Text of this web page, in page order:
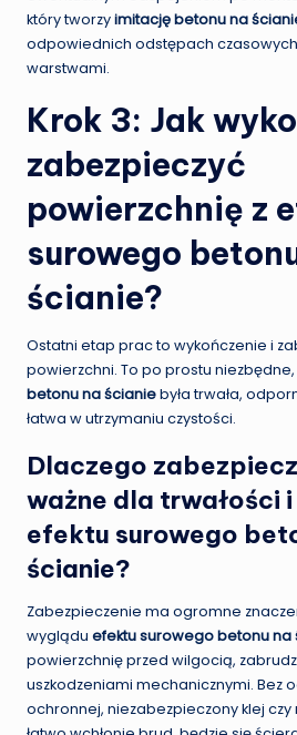
który tworzyimitację betonu na
odpowiednich odstępach
warstwami.
Krok 3: Jak
zabezpieczyć
powierzchnię z
surowego
ścianie?
Ostatni etap prac to wykończenie i
powierzchni. To po prostu
betonu na ścianiebyła trwała,
łatwa w utrzymaniu czystości.
Dlaczego
ważne dla trwałości
efektu surowego
ścianie?
Zabezpieczenie ma ogromne
wyglądu efektu surowego betonu na
powierzchnię przed wilgocią,
uszkodzeniami mechanicznymi. Bez
ochronnej, niezabezpieczony klej